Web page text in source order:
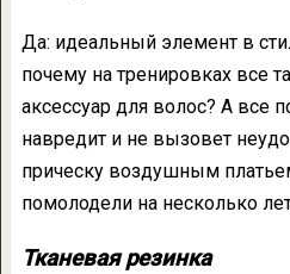
Да: идеальный элемент в
почему на тренировках все
аксессуар для волос? А все
навредит и не вызовет
прическу воздушным
помолодели на несколько
Тканевая резинка